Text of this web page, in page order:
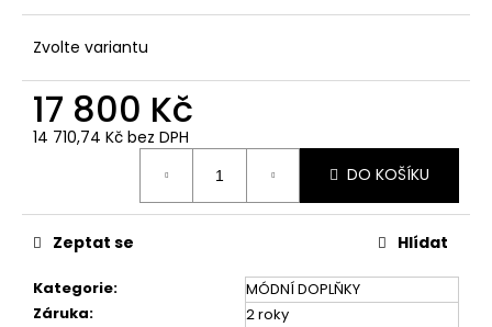
Zvolte variantu
17 800 Kč
14 710,74 Kč bez DPH
DO KOŠÍKU
Kategorie:
MÓDNÍ DOPLŇKY
Záruka:
2 roky
Zeptat se Hlídat
e
m
e